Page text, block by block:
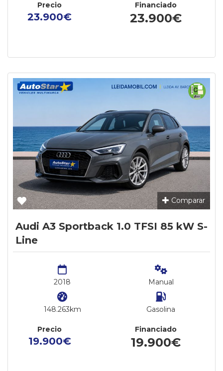
Precio
23.900€
Financiado
23.900€
Comparar
Audi A3 Sportback 1.0 TFSI 85 kW S-
Line
2018
148.263km
Manual
Gasolina
Precio
19.900€
Financiado
19.900€